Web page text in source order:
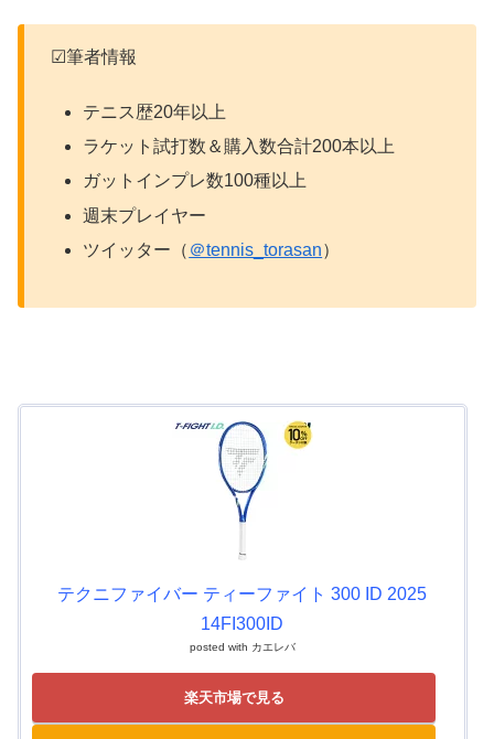
☑筆者情報
テニス歴20年以上
ラケット試打数＆購入数合計200本以上
ガットインプレ数100種以上
週末プレイヤー
ツイッター（ ＠tennis_torasan）
テクニファイバー ティーファイト 300 ID 2025
14FI300ID
posted with カエレバ
楽天市場で見る